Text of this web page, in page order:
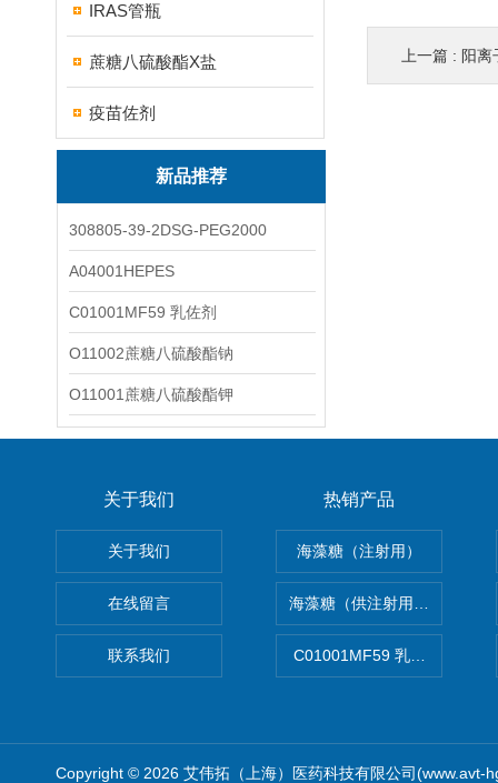
IRAS管瓶
蔗糖八硫酸酯X盐
疫苗佐剂
新品推荐
308805-39-2DSG-PEG2000
A04001HEPES
C01001MF59 乳佐剂
O11002蔗糖八硫酸酯钠
O11001蔗糖八硫酸酯钾
上一篇 : 阳离子
关于我们
关于我们
在线留言
联系我们
热销产品
海藻糖（注射用）
海藻糖（供注射用）（无菌）
C01001MF59 乳佐剂
Copyright © 2026 艾伟拓（上海）医药科技有限公司(www.avt-